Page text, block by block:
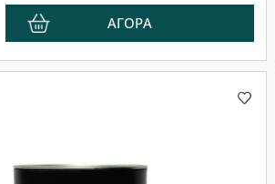
ΑΓΟΡΑ